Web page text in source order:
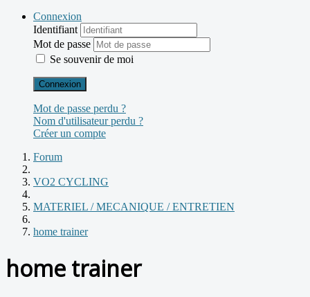
Connexion
Identifiant
Mot de passe
Se souvenir de moi
Connexion
Mot de passe perdu ?
Nom d'utilisateur perdu ?
Créer un compte
Forum
VO2 CYCLING
MATERIEL / MECANIQUE / ENTRETIEN
home trainer
home trainer